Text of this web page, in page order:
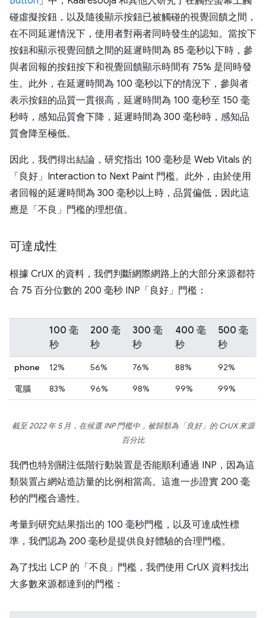
碰虛擬按鈕，以及隨後顯示按鈕已被觸碰的視覺回饋之間，
在不同延遲情況下，使用者對兩者同時發生的認知。當按下
按鈕和顯示視覺回饋之間的延遲時間為 85 毫秒以下時，參
與者回報的按鈕按下和視覺回饋顯示時間有 75% 是同時發
生。此外，在延遲時間為 100 毫秒以下的情況下，參與者
表示按鈕的品質一貫很高，延遲時間為 100 毫秒至 150 毫
秒時，感知品質會下降，延遲時間為 300 毫秒時，感知品
質會降至極低。
因此，我們得出結論，研究指出 100 毫秒是 Web Vitals 的
「良好」Interaction to Next Paint 門檻。此外，由於使用
者回報的延遲時間為 300 毫秒以上時，品質偏低，因此這
應是「不良」門檻的理想值。
可達成性
根據 CrUX 的資料，我們判斷網際網路上的大部分來源都符
合 75 百分位數的 200 毫秒 INP「良好」門檻：
100 毫
秒
200 毫
秒
300 毫
秒
400 毫
秒
500 毫
秒
phone 12% 56% 76% 88%
92%
電腦
83% 96% 98% 99% 99%
截至 2022 年 5 月，在候選 INP 門檻中，被歸類為「良好」的 CrUX 來源
百分比
我們也特別關注低階行動裝置是否能順利通過 INP，因為這
類裝置占網站造訪量的比例相當高。這進一步證實 200 毫
秒的門檻合適性。
考量到研究結果指出的 100 毫秒門檻，以及可達成性標
準，我們認為 200 毫秒是提供良好體驗的合理門檻。
為了找出 LCP 的「不良」門檻，我們使用 CrUX 資料找出
大多數來源都達到的門檻：